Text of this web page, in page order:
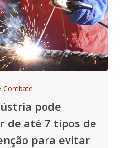
Combate
pode
de até 7 tipos de
para evitar